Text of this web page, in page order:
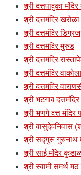
श्री दत्तपादुका
श्री दत्तमंदिर खरोळा
श्री दत्तमंदिर डिग्रज
श्री दत्तमंदिर मुरुड
श्री दत्तमंदिर
श्री दत्तमंदिर वाकोला
श्री दत्तमंदिर
श्री भटगाव
श्री भणगे दत्त
श्री वासुदेवनिवास
श्री सद्गुरू गुरुनाथ
श्री साई मंदिर
श्री स्वामी समर्थ